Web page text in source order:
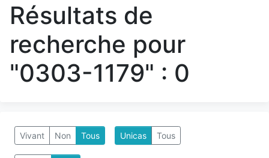
Résultats de
recherche pour
"0303-1179" : 0
Vivant Non Tous Unicas Tous